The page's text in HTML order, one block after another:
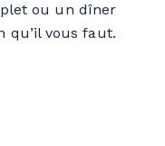
ou un dîner
qu’il vous faut.